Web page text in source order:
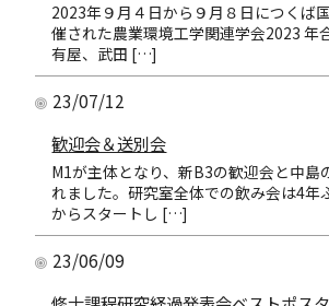
2023年９月４日から９月８日につくば
催された農業環境工学関連学会2023 年
有屋、武田 […]
23/07/12
歓迎会＆送別会
M1が主体となり、新B3の歓迎会と中島
れました。研究室全体での飲み会は4年
からスタートし […]
23/06/09